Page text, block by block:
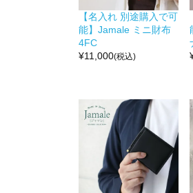
【名入れ 別途購入で可
能】Jamale ミニ財布
4FC
¥11,000(税込)